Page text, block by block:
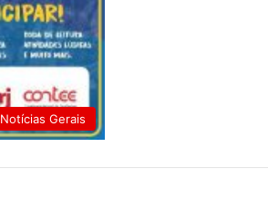
Notícias Gerais